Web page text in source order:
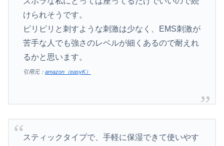
けられそうです。
ピリピリと刺すような刺激は少なく、EMS刺激が
苦手な人でも強さのレベルが細くあるので耐えれ
るかと思います。
引用元： amazon（easyK）
スティックタイプで、手軽に保湿できて使いやす